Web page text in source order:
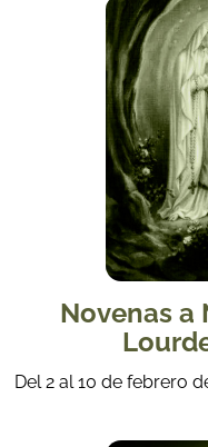
Novenas a
Del 2 al 10 de febrero